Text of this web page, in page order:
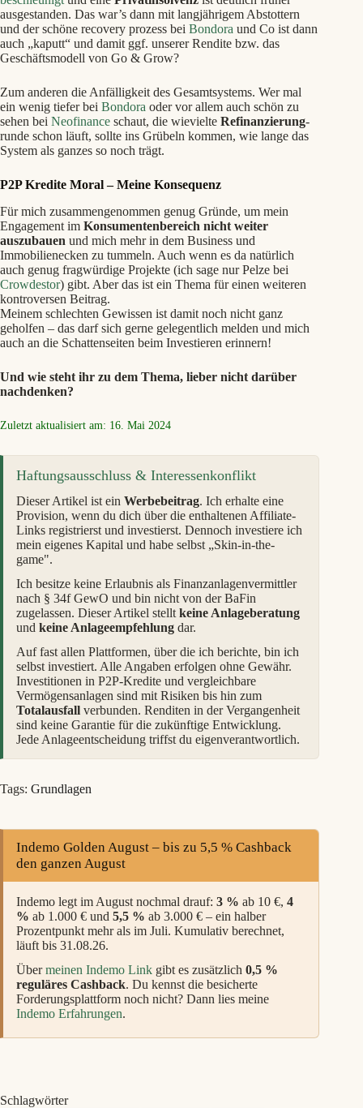
ausgestanden. Das war’s dann mit langjährigem Abstottern
und der schöne recovery prozess bei Bondora und Co ist dann
auch „kaputt“ und damit ggf. unserer Rendite bzw. das
Geschäftsmodell von Go & Grow?
Zum anderen die Anfälligkeit des Gesamtsystems. Wer mal
ein wenig tiefer bei Bondora oder vor allem auch schön zu
sehen bei Neofinance schaut, die wievielte Refinanzierung-
runde schon läuft, sollte ins Grübeln kommen, wie lange das
System als ganzes so noch trägt.
P2P Kredite Moral – Meine Konsequenz
Für mich zusammengenommen genug Gründe, um mein
Engagement im Konsumentenbereich nicht weiter
auszubauen und mich mehr in dem Business und
Immobilienecken zu tummeln. Auch wenn es da natürlich
auch genug fragwürdige Projekte (ich sage nur Pelze bei
Crowdestor) gibt. Aber das ist ein Thema für einen weiteren
kontroversen Beitrag.
Meinem schlechten Gewissen ist damit noch nicht ganz
geholfen – das darf sich gerne gelegentlich melden und mich
auch an die Schattenseiten beim Investieren erinnern!
Und wie steht ihr zu dem Thema, lieber nicht darüber
nachdenken?
Zuletzt aktualisiert am: 16. Mai 2024
Haftungsausschluss & Interessenkonflikt
Dieser Artikel ist ein Werbebeitrag. Ich erhalte eine
Provision, wenn du dich über die enthaltenen Affiliate-
Links registrierst und investierst. Dennoch investiere ich
mein eigenes Kapital und habe selbst „Skin-in-the-
game".
Ich besitze keine Erlaubnis als Finanzanlagenvermittler
nach § 34f GewO und bin nicht von der BaFin
zugelassen. Dieser Artikel stellt keine Anlageberatung
und keine Anlageempfehlung dar.
Auf fast allen Plattformen, über die ich berichte, bin ich
selbst investiert. Alle Angaben erfolgen ohne Gewähr.
Investitionen in P2P-Kredite und vergleichbare
Vermögensanlagen sind mit Risiken bis hin zum
Totalausfall verbunden. Renditen in der Vergangenheit
sind keine Garantie für die zukünftige Entwicklung.
Jede Anlageentscheidung triffst du eigenverantwortlich.
Tags: Grundlagen
Indemo Golden August – bis zu 5,5 % Cashback
den ganzen August
Indemo legt im August nochmal drauf: 3 % ab 10 €, 4
% ab 1.000 € und 5,5 % ab 3.000 € – ein halber
Prozentpunkt mehr als im Juli. Kumulativ berechnet,
läuft bis 31.08.26.
Übermeinen Indemo Link gibt es zusätzlich 0,5 %
reguläres Cashback. Du kennst die besicherte
Forderungsplattform noch nicht? Dann lies meine
Indemo Erfahrungen.
Schlagwörter